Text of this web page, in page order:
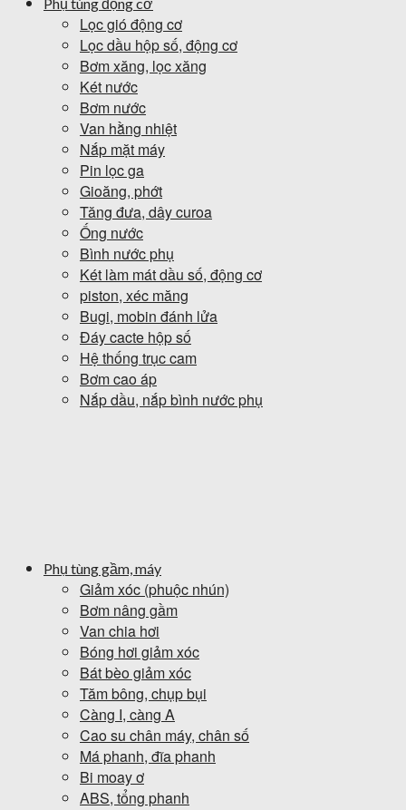
Lọc gió động cơ
Lọc dầu hộp số, động cơ
Bơm xăng, lọc xăng
Két nước
Bơm nước
Van hằng nhiệt
Nắp mặt máy
Pin lọc ga
Gioăng, phớt
Tăng đưa, dây curoa
Ống nước
Bình nước phụ
Két làm mát dầu số, động cơ
piston, xéc măng
Bugi, mobin đánh lửa
Đáy cacte hộp số
Hệ thống trục cam
Bơm cao áp
Nắp dầu, nắp bình nước phụ
Phụ tùng gầm, máy
Giảm xóc (phuộc nhún)
Bơm nâng gầm
Van chia hơi
Bóng hơi giảm xóc
Bát bèo giảm xóc
Tăm bông, chụp bụi
Càng I, càng A
Cao su chân máy, chân số
Má phanh, đĩa phanh
Bi moay ơ
ABS, tổng phanh